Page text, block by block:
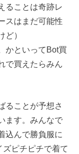
ることは奇跡レ
スはまだ可能性
ど）
かといってBot買
で買えたらみん
ることが予想さ
ます。みんなで
込んで勝負服に
ピチピチで着て